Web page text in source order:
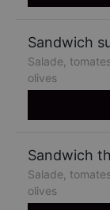
Sandwich
Salade,
olives
Sandwich
Salade,
olives